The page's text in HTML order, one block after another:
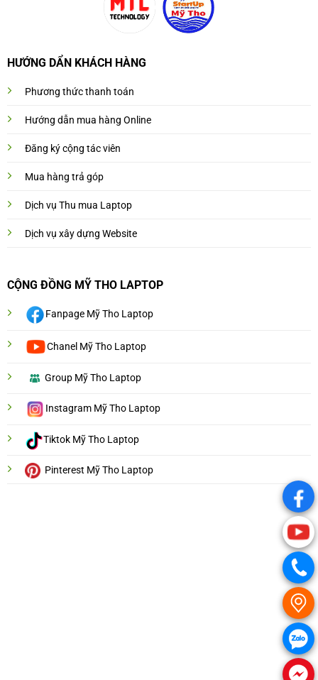
HƯỚNG DẨN KHÁCH HÀNG
Phương thức thanh toán
Hướng dẫn mua hàng Online
Đăng ký cộng tác viên
Mua hàng trả góp
Dịch vụ Thu mua Laptop
Dịch vụ xây dựng Website
CỘNG ĐỒNG MỸ THO LAPTOP
Fanpage Mỹ Tho Laptop
Chanel Mỹ Tho Laptop
Group Mỹ Tho Laptop
Instagram Mỹ Tho Laptop
Tiktok Mỹ Tho Laptop
Pinterest Mỹ Tho Laptop
.
.
.
.
.
.